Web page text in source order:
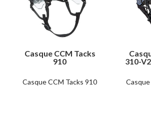
Casque CCM Tacks
910
Casque CCM Tacks 910
310-